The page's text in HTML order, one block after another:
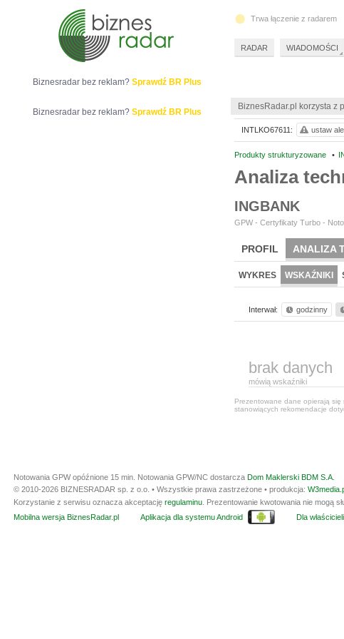
BiznesRadar.pl korzysta z
Produkty strukturyzowane •
Analiza
INGBANK
GPW - Certyfikaty Turbo -
PROFIL ANALIZA
WYKRES WSKAŹNIKI
Interwał: godzinny
brak danych
mówią wskaźniki
Prezentowane dane opierają się
stanowiących rekomendacje
INTLKO67611: ustaw
Biznesradar bez reklam? Sprawdź BR Plus
Biznesradar bez reklam? Sprawdź BR Plus
Trwa łączenie z radarem
RADAR WIADOMOŚCI
Notowania GPW opóźnione 15 min. Notowania GPW/NC dostarcza Dom Maklerski BDM S.A.
© 2010-2026 BIZNESRADAR sp. z o.o. • Wszystkie prawa zastrzeżone • produkcja:
Korzystanie z serwisu oznacza akceptację regulaminu . Prezentowanie kwotowania nie mogą
Mobilna wersja BiznesRadar.pl
Aplikacja dla systemu Android Dla